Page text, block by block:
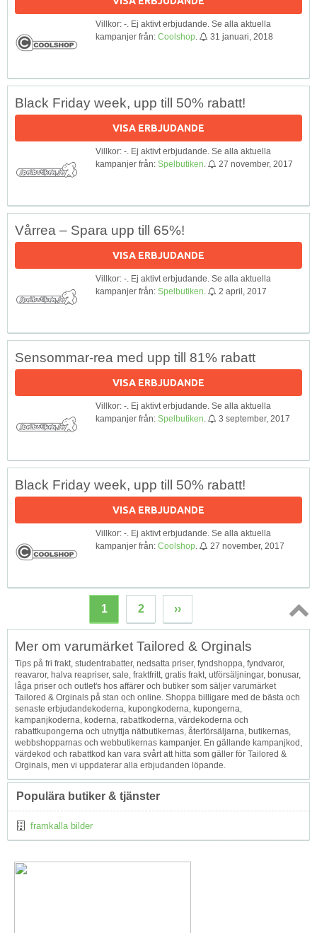
Villkor: -. Ej aktivt erbjudande. Se alla aktuella
kampanjer från: Coolshop 31 januari, 2018
Black Friday week, upp till 50% rabatt!
VISA ERBJUDANDE
Villkor: -. Ej aktivt erbjudande. Se alla aktuella
kampanjer från: Spelbutiken 27 november, 2017
Vårrea – Spara upp till 65%!
VISA ERBJUDANDE
Villkor: -. Ej aktivt erbjudande. Se alla aktuella
kampanjer från: Spelbutiken 2 april, 2017
Sensommar-rea med upp till 81% rabatt
VISA ERBJUDANDE
Villkor: -. Ej aktivt erbjudande. Se alla aktuella
kampanjer från: Spelbutiken 3 september, 2017
Black Friday week, upp till 50% rabatt!
VISA ERBJUDANDE
Villkor: -. Ej aktivt erbjudande. Se alla aktuella
kampanjer från: Coolshop 27 november, 2017
1 2 ››
Topp
Mer om varumärket Tailored & Orginals
Tips på fri frakt, studentrabatter, nedsatta priser, fyndshoppa, fyndvaror,
reavaror, halva reapriser, sale, fraktfritt, gratis frakt, utförsäljningar, bonusar,
låga priser och outlet's hos affärer och butiker som säljer varumärket
Tailored & Orginals på stan och online. Shoppa billigare med de bästa och
senaste erbjudandekoderna, kupongkoderna, kupongerna,
kampanjkoderna, koderna, rabattkoderna, värdekoderna och
rabattkupongerna och utnyttja nätbutikernas, återförsäljarna, butikernas,
webbshopparnas och webbutikernas kampanjer. En gällande kampanjkod,
värdekod och rabattkod kan vara svårt att hitta som gäller för Tailored &
Orginals, men vi uppdaterar alla erbjudanden löpande.
Populära butiker & tjänster
framkalla bilder